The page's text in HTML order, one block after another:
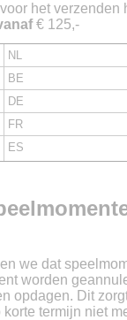
het verzenden
€ 125,-
NL
BE
DE
FR
ES
we dat
worden
opdagen. Dit
korte termijn niet